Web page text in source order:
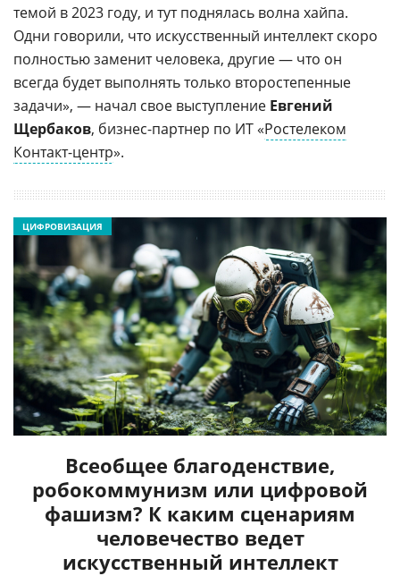
темой в 2023 году, и тут поднялась волна хайпа.
Одни говорили, что искусственный интеллект скоро
полностью заменит человека, другие — что он
всегда будет выполнять только второстепенные
задачи», — начал свое выступление Евгений
Щербаков, бизнес-партнер по ИТ «Ростелеком
Контакт-центр».
Всеобщее благоденствие,
робокоммунизм или цифровой
фашизм? К каким сценариям
человечество ведет
искусственный интеллект
ЦИФРОВИЗАЦИЯ